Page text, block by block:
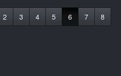
2 3 4 5 6 7
8